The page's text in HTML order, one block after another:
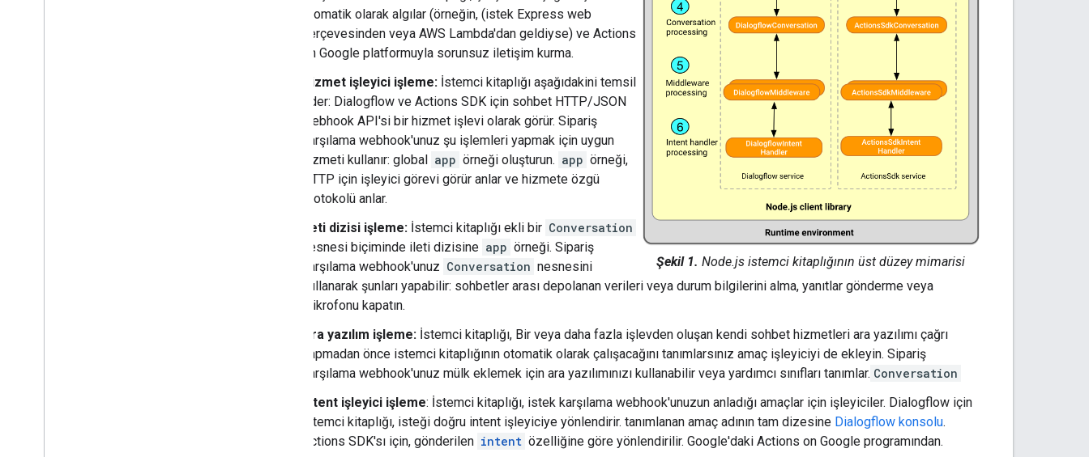
Şekil 1. Node.js istemci kitaplığının üst düzey mimarisi
otomatik olarak algılar (örneğin, (istek Express web
çerçevesinden veya AWS Lambda'dan geldiyse) ve Actions
on Google platformuyla sorunsuz iletişim kurma.
Hizmet işleyici işleme: İstemci kitaplığı aşağıdakini temsil
eder: Dialogflow ve Actions SDK için sohbet HTTP/JSON
webhook API'si bir hizmet işlevi olarak görür. Sipariş
karşılama webhook'unuz şu işlemleri yapmak için uygun
hizmeti kullanır: global app örneği oluşturun. app örneği,
HTTP için işleyici görevi görür anlar ve hizmete özgü
protokolü anlar.
İleti dizisi işleme: İstemci kitaplığı ekli bir Conversation
nesnesi biçiminde ileti dizisine app örneği. Sipariş
karşılama webhook'unuz Conversation nesnesini
kullanarak şunları yapabilir: sohbetler arası depolanan verileri veya durum bilgilerini alma, yanıtlar gönderme veya
mikrofonu kapatın.
Ara yazılım işleme: İstemci kitaplığı, Bir veya daha fazla işlevden oluşan kendi sohbet hizmetleri ara yazılımı çağrı
yapmadan önce istemci kitaplığının otomatik olarak çalışacağını tanımlarsınız amaç işleyiciyi de ekleyin. Sipariş
karşılama webhook'unuz mülk eklemek için ara yazılımınızı kullanabilir veya yardımcı sınıfları tanımlar. Conversation
Intent işleyici işleme: İstemci kitaplığı, istek karşılama webhook'unuzun anladığı amaçlar için işleyiciler. Dialogflow için
istemci kitaplığı, isteği doğru intent işleyiciye yönlendirir. tanımlanan amaç adının tam dizesine Dialogflow konsolu.
Actions SDK'sı için, gönderilen intent özelliğine göre yönlendirilir. Google'daki Actions on Google programından.